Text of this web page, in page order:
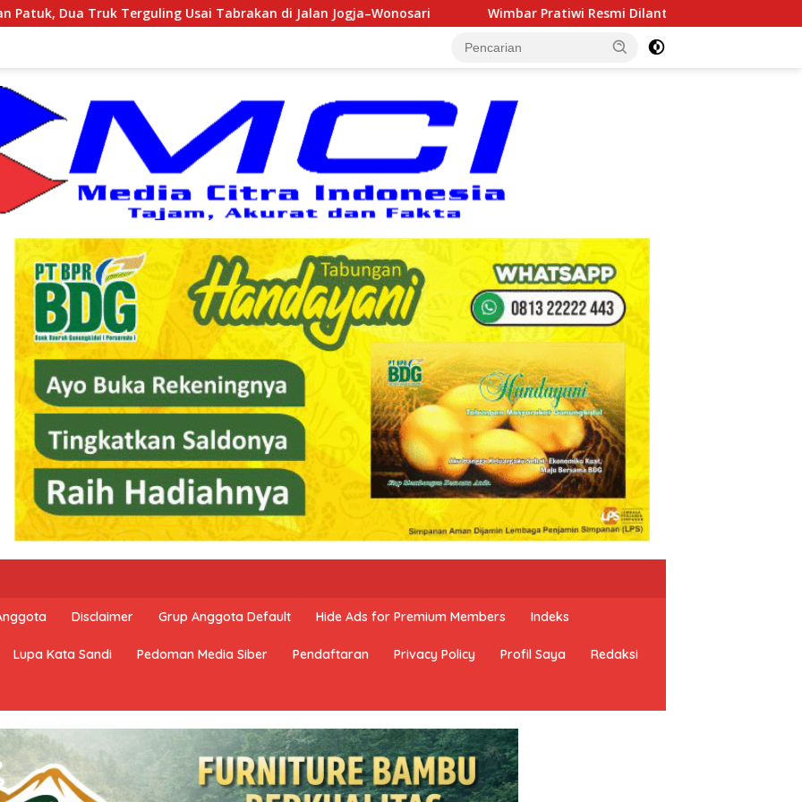
Usai Tabrakan di Jalan Jogja–Wonosari Wimbar Pratiwi Resmi Dilantik sebagai Dukuh Ngrejek Kulon, Lurah
Disclaimer Grup Anggota Default Hide Ads for Premium Members Indeks
Lupa Kata Sandi Pedoman Media Siber Pendaftaran Privacy Policy Profil Saya Redaksi